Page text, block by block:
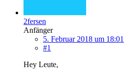
2fersen
Anfänger
5. Februar 2018 um 18:01
#1
Hey Leute,